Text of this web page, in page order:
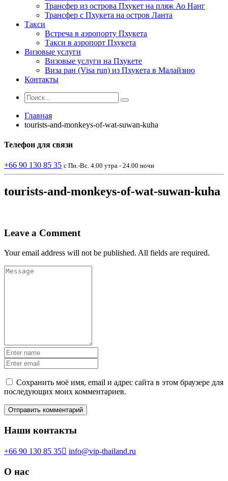
Трансфер из острова Пхукет на пляж Ао Нанг
Трансфер с Пхукета на остров Ланта
Такси
Встреча в аэропорту Пхукета
Такси в аэропорт Пхукета
Визовые услуги
Визовые услуги на Пхукете
Виза ран (Visa run) из Пхукета в Малайзию
Контакты
Главная
tourists-and-monkeys-of-wat-suwan-kuha
Телефон для связи
+66 90 130 85 35 с Пн.-Вс. 4.00 утра - 24.00 ночи
tourists-and-monkeys-of-wat-suwan-kuha
Leave a Comment
Your email address will not be published. All fields are required.
Сохранить моё имя, email и адрес сайта в этом браузере для
последующих моих комментариев.
Наши контакты
+66 90 130 85 35 info@vip-thailand.ru
О нас